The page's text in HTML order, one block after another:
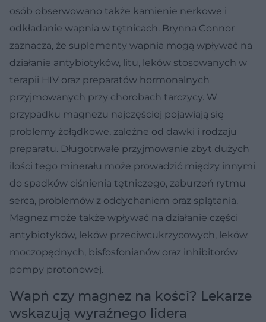
osób obserwowano także kamienie nerkowe i
odkładanie wapnia w tętnicach. Brynna Connor
zaznacza, że suplementy wapnia mogą wpływać na
działanie antybiotyków, litu, leków stosowanych w
terapii HIV oraz preparatów hormonalnych
przyjmowanych przy chorobach tarczycy. W
przypadku magnezu najczęściej pojawiają się
problemy żołądkowe, zależne od dawki i rodzaju
preparatu. Długotrwałe przyjmowanie zbyt dużych
ilości tego minerału może prowadzić między innymi
do spadków ciśnienia tętniczego, zaburzeń rytmu
serca, problemów z oddychaniem oraz splątania.
Magnez może także wpływać na działanie części
antybiotyków, leków przeciwcukrzycowych, leków
moczopędnych, bisfosfonianów oraz inhibitorów
pompy protonowej.
Wapń czy magnez na kości? Lekarze
wskazują wyraźnego lidera